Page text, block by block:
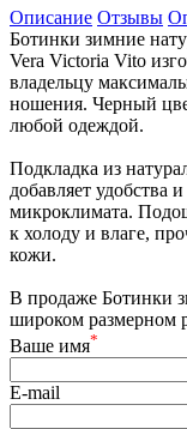
Описание Отзывы
Ботинки зимние
Vera Victoria Vito
владельцу
ношения. Черный
любой одеждой.
Подкладка из
добавляет удобства
микроклимата.
к холоду и влаге,
кожи.
В продаже Ботинки
широком размерном
Ваше имя*
E-mail